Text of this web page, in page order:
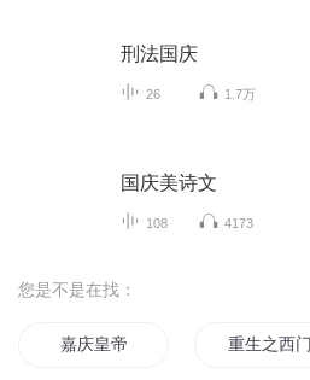
刑法国庆
26 1.7万
国庆美诗文
108 4173
您是不是在找：
嘉庆皇帝 重生之西门